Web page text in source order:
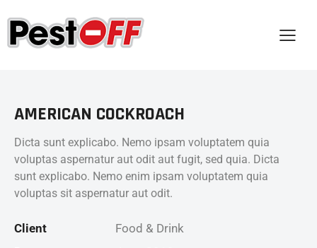
AMERICAN COCKROACH
Dicta sunt explicabo. Nemo ipsam voluptatem quia
voluptas aspernatur aut odit aut fugit, sed quia. Dicta
sunt explicabo. Nemo enim ipsam voluptatem quia
voluptas sit aspernatur aut odit.
Client
Food & Drink